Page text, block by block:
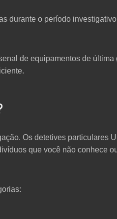
durante o período
de equipamentos de
Os detetives particulares
que você não conhece